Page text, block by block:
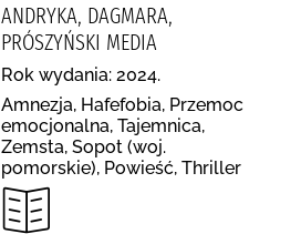
ANDRYKA, DAGMARA,
PRÓSZYŃSKI MEDIA
Rok wydania: 2024.
Amnezja, Hafefobia, Przemoc
emocjonalna, Tajemnica,
Zemsta, Sopot (woj.
pomorskie), Powieść, Thriller